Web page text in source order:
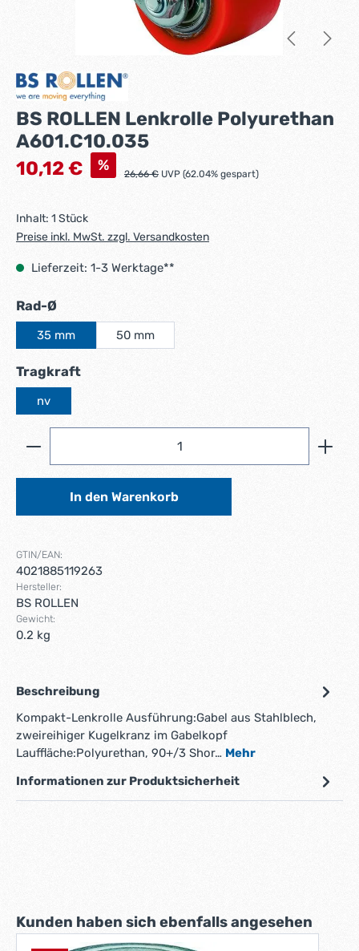
BS ROLLEN Lenkrolle Polyurethan
A601.C10.035
Verkaufspreis:
10,12 € % Regulärer Preis:
26,66 € UVP (62.04% gespart)
Inhalt: 1 Stück
Preise inkl. MwSt. zzgl. Versandkosten
Lieferzeit: 1-3 Werktage**
Rad-Ø
35 mm 50 mm
Tragkraftauswählen
nv
Produkt Anzahl: Gib den gewünschten Wert ein
In den Warenkorb
GTIN/EAN:
4021885119263
Hersteller:
BS ROLLEN
Gewicht:
0.2 kg
Beschreibung
Kompakt-Lenkrolle Ausführung:Gabel aus Stahlblech,
zweireihiger Kugelkranz im Gabelkopf
Lauffläche:Polyurethan, 90+/3 Shor… Mehr
Informationen zur Produktsicherheit
Produktgalerie überspringen
Kunden haben sich ebenfalls angesehen